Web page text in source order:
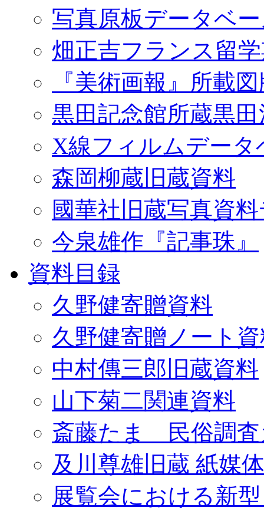
写真原板データベ
畑正吉フランス留
『美術画報』所載
黒田記念館所蔵黒
X線フィルムデータ
森岡柳蔵旧蔵資料
國華社旧蔵写真資
今泉雄作『記事珠』
資料目録
久野健寄贈資料
久野健寄贈ノート
中村傳三郎旧蔵資料
山下菊二関連資料
斎藤たま 民俗調査
及川尊雄旧蔵 紙媒
展覧会における新